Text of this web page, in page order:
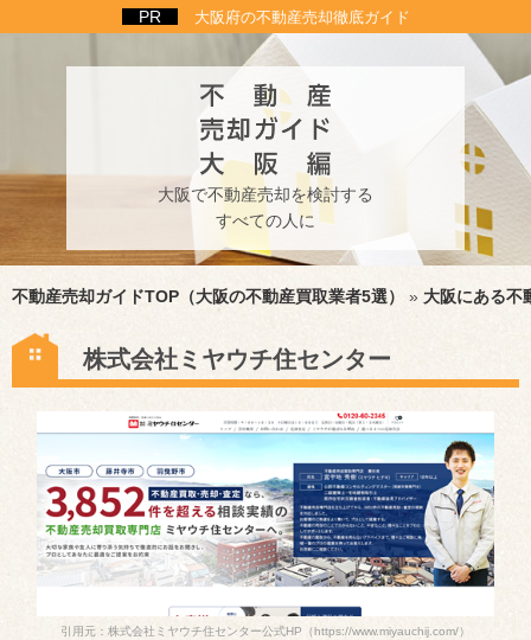
大阪府の不動産売却徹底ガイド
大阪で不動産売却を検討する
すべての人に
不動産売却ガイドTOP（大阪の不動産買取業者5選） » 大阪にある不
株式会社ミヤウチ住センター
引用元：株式会社ミヤウチ住センター公式HP （https://www.miyauchij.com/）